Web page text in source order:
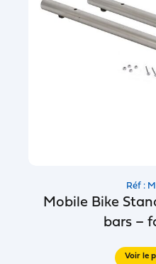
Réf :
Mobile Bike
bars –
Voir le